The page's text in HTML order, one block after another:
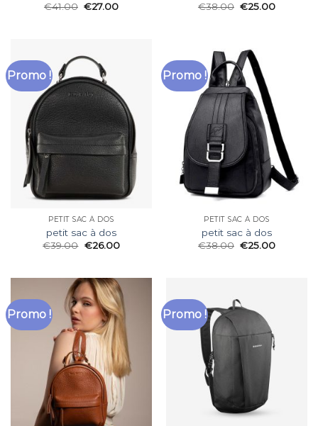
€41.00 €27.00
€38.00 €25.00
Promo !
PETIT SAC À DOS
petit sac à dos
€39.00 €26.00
Promo !
PETIT SAC À DOS
petit sac à dos
€38.00 €25.00
Promo ! Promo !